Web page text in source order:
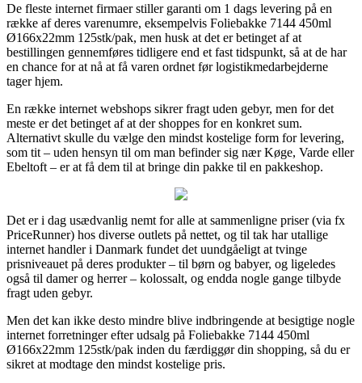
De fleste internet firmaer stiller garanti om 1 dags levering på en
række af deres varenumre, eksempelvis Foliebakke 7144 450ml
Ø166x22mm 125stk/pak, men husk at det er betinget af at
bestillingen gennemføres tidligere end et fast tidspunkt, så at de har
en chance for at nå at få varen ordnet før logistikmedarbejderne
tager hjem.
En række internet webshops sikrer fragt uden gebyr, men for det
meste er det betinget af at der shoppes for en konkret sum.
Alternativt skulle du vælge den mindst kostelige form for levering,
som tit – uden hensyn til om man befinder sig nær Køge, Varde eller
Ebeltoft – er at få dem til at bringe din pakke til en pakkeshop.
Det er i dag usædvanlig nemt for alle at sammenligne priser (via fx
PriceRunner) hos diverse outlets på nettet, og til tak har utallige
internet handler i Danmark fundet det uundgåeligt at tvinge
prisniveauet på deres produkter – til børn og babyer, og ligeledes
også til damer og herrer – kolossalt, og endda nogle gange tilbyde
fragt uden gebyr.
Men det kan ikke desto mindre blive indbringende at besigtige nogle
internet forretninger efter udsalg på Foliebakke 7144 450ml
Ø166x22mm 125stk/pak inden du færdiggør din shopping, så du er
sikret at modtage den mindst kostelige pris.